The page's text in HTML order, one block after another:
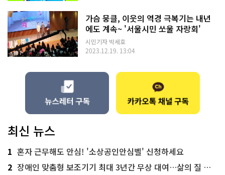
가슴 뭉클, 이웃의 역경 극복기는 내년
에도 계속~ '서울시민 쏘울 자랑회'
시민기자 박세호
2023.12.19. 13:04
최신 뉴스
1 혼자 근무해도 안심! '소상공인안심벨' 신청하세요
2 장애인 맞춤형 보조기기 최대 3년간 무상 대여…삶의 질 높인다